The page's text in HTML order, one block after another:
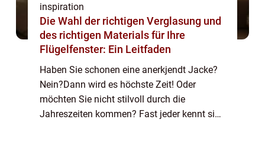
inspiration
Die Wahl der richtigen Verglasung und
des richtigen Materials für Ihre
Flügelfenster: Ein Leitfaden
Haben Sie schonen eine anerkjendt Jacke?
Nein?Dann wird es höchste Zeit! Oder
möchten Sie nicht stilvoll durch die
Jahreszeiten kommen? Fast jeder kennt sie